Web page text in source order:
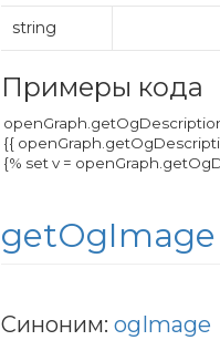
string
Примеры кода
getOgImage
Синоним: ogImage